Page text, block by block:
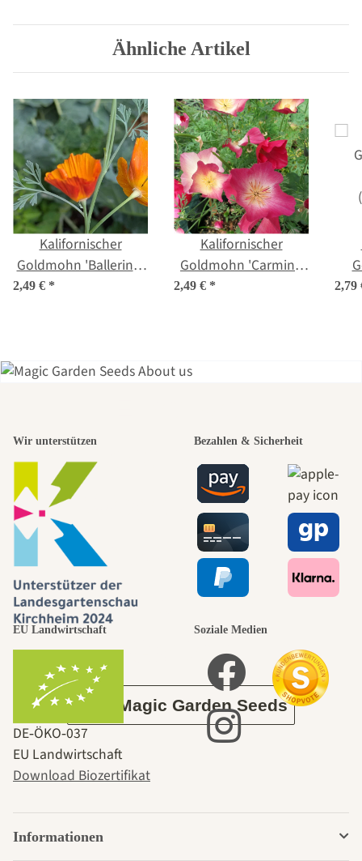
Ähnliche Artikel
Kalifornischer
Goldmohn 'Ballerina-
Mix' (Eschscholzia
2,49 € *
Kalifornischer
Goldmohn 'Carmine
King' (Eschscholzia
2,49 € * 2,79
schönsten
Wege zu uns
selbst führt
durch den
Garten
Über Magic Garden Seeds
Wir unterstützen Bezahlen & Sicherheit
EU Landwirtschaft
DE‑ÖKO‑037
EU Landwirtschaft
Download Biozertifikat
Soziale Medien
Informationen